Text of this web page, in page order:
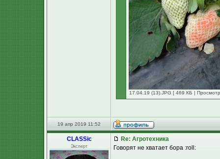
17.04.19 (13).JPG [ 469 КБ |
19 апр 2019 11:52
CLASSic
Эксперт
Re: Агротехника
Говорят не хватает бора :roll: